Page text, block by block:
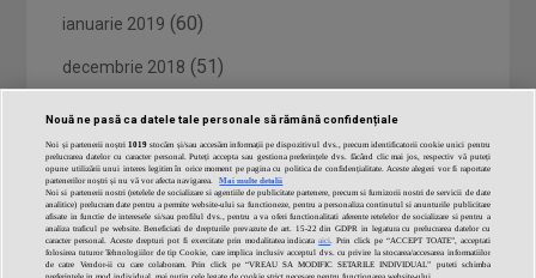
ianuarie 2019 (60)
decembrie 2018 (51)
noiembrie 2018 (59)
octombrie 2018(61)
septembrie 2018(60)
august 2018(62)
Nouă ne pasă ca datele tale personale să rămână confidențiale
Noi și partenerii noștri1019 stocăm și/sau accesăm informații pe dispozitivul dvs., precum identificatorii cookie unici pentru
prelucrarea datelor cu caracter personal. Puteți accepta sau gestiona preferințele dvs. făcând clic mai jos, respectiv vă puteți
opune utilizării unui interes legitim în orice moment pe pagina cu politica de confidențialitate. Aceste alegeri vor fi raportate
partenerilor noștri și nu vă vor afecta navigarea.
Mai multe detalii
Noi si partenerii nostri (retelele de socializare si agentiile de publicitate partenere, precum si furnizorii nostri de servicii de date
analitice) prelucram date pentru a permite website-ului sa functioneze, pentru a personaliza continutul si anunturile publicitare
afisate in functie de interesele si/sau profilul dvs., pentru a va oferi functionalitati aferente retelelor de socializare si pentru a
analiza traficul pe website. Beneficiati de drepturile prevazute de art. 15-22 din GDPR in legatura cu prelucrarea datelor cu
caracter personal. Aceste drepturi pot fi exercitate prin modalitatea indicataaici. Prin click pe “ACCEPT TOATE”, acceptati
folosirea tuturor Tehnologiilor de tip Cookie, care implica inclusiv acceptul dvs. cu privire la stocarea/accesarea informatiilor
de catre Vendor-ii cu care colaboram. Prin click pe “VREAU SA MODIFIC SETARILE INDIVIDUAL” puteti schimba